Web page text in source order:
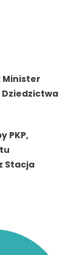
Minister
PKP,
Stacja